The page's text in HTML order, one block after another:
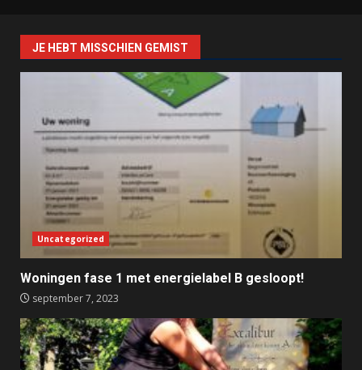
JE HEBT MISSCHIEN GEMIST
Uncategorized
Woningen fase 1 met energielabel B gesloopt!
september 7, 2023